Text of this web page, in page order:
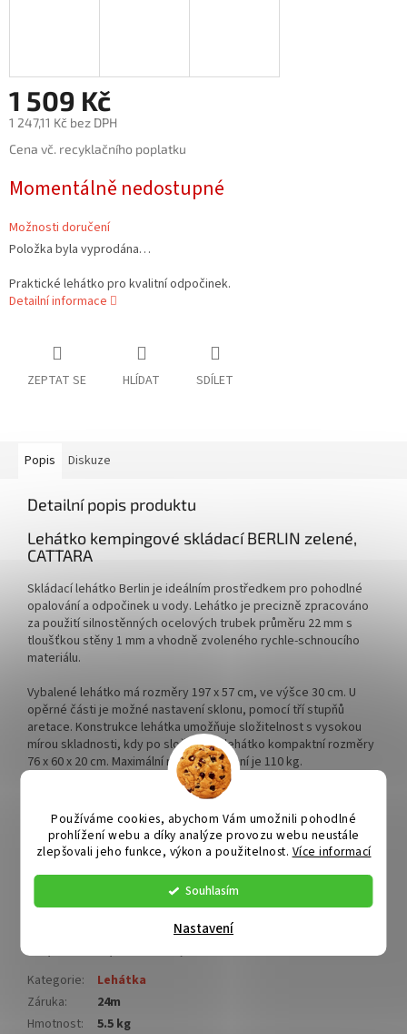
Používáme cookies, abychom Vám umožnili pohodlné
prohlížení webu a díky analýze provozu webu neustále
zlepšovali jeho funkce, výkon a použitelnost. Více informací
Souhlasím
Nastavení
1 509 Kč
1 247,11 Kč bez DPH
Měrná
Cena vč. recyklačního poplatku
Momentálně nedostupné
Možnosti doručení
Položka byla vyprodána…
Praktické lehátko pro kvalitní odpočinek.
Detailní informace
ZEPTAT SE HLÍDAT SDÍLET
Popis Diskuze
Detailní popis produktu
Lehátko kempingové skládací BERLIN zelené,
CATTARA
Skládací lehátko Berlin je ideálním prostředkem pro pohodlné
opalování a odpočinek u vody. Lehátko je precizně zpracováno
za použití silnostěnných ocelových trubek průměru 22 mm s
tloušťkou stěny 1 mm a vhodně zvoleného rychle-schnoucího
materiálu.
Vybalené lehátko má rozměry 197 x 57 cm, ve výšce 30 cm. U
opěrné části je možné nastavení sklonu, pomocí tří stupňů
aretace. Konstrukce lehátka umožňuje složitelnost s vysokou
mírou skladnosti, kdy po složení má lehátko kompaktní rozměry
76 x 60 x 20 cm. Maximální možné zatížení je 110 kg.
Technická data
rozměry lehátka 197 x 57 cm
rozměry pro skladování 76 x 60 x 20 cm
zhotovení ocel, rychle-schnoucí textil
nosnost 110 kg
Kategorie:
Lehátka
Záruka:
24m
Hmotnost:
5.5 kg